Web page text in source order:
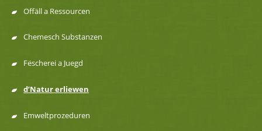
Offäll a Ressourcen
Chemesch Substanzen
Fëscherei a Juegd
d’Natur erliewen
Emweltprozeduren